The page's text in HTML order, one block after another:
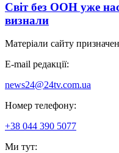
Світ без ООН уже
визнали
Матеріали сайту
E-mail редакції:
news24@24tv.com.ua
Номер телефону:
+38 044 390 5077
Ми тут: